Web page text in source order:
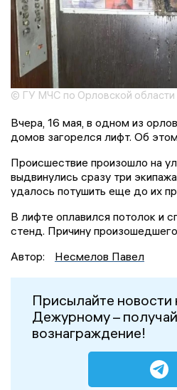
© ГУ МЧС по Орловской области
Вчера, 16 мая, в одном из
домов загорелся лифт. Об
Происшествие произошло на
выдвинулись сразу три
удалось потушить еще до их
В лифте оплавился потолок и
стенд. Причину
Автор:
Несмелов Павел
Присылайте
Дежурному –
вознаграждение!